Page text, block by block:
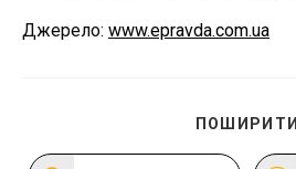
Джерело: www.epravda.com.ua
ПОШИРИТИ